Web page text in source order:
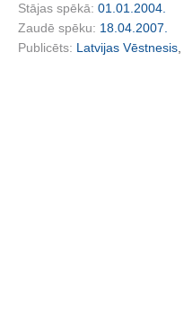
Stājas spēkā: 01.01.2004.
Zaudē spēku: 18.04.2007.
Publicēts: Latvijas Vēstnesis